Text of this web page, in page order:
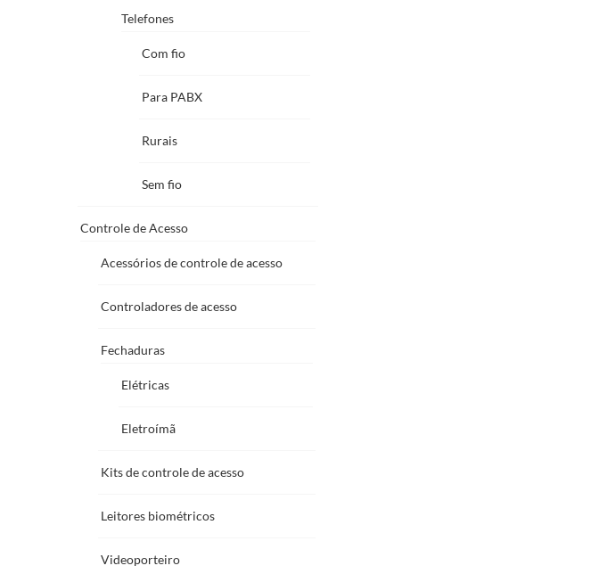
Telefones
Com fio
Para PABX
Rurais
Sem fio
Controle de Acesso
Acessórios de controle de acesso
Controladores de acesso
Fechaduras
Elétricas
Eletroímã
Kits de controle de acesso
Leitores biométricos
Videoporteiro